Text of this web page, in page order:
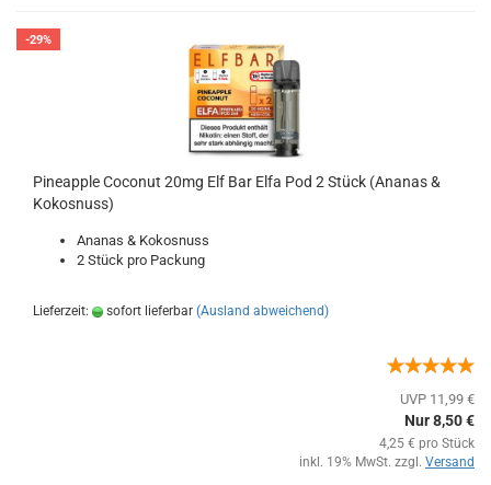
-29%
Pineapple Coconut 20mg Elf Bar Elfa Pod 2 Stück (Ananas &
Kokosnuss)
Ananas & Kokosnuss
2 Stück pro Packung
Lieferzeit: sofort lieferbar (Ausland abweichend)
UVP 11,99 €
Nur 8,50 €
4,25 € pro Stück
inkl. 19% MwSt. zzgl. Versand